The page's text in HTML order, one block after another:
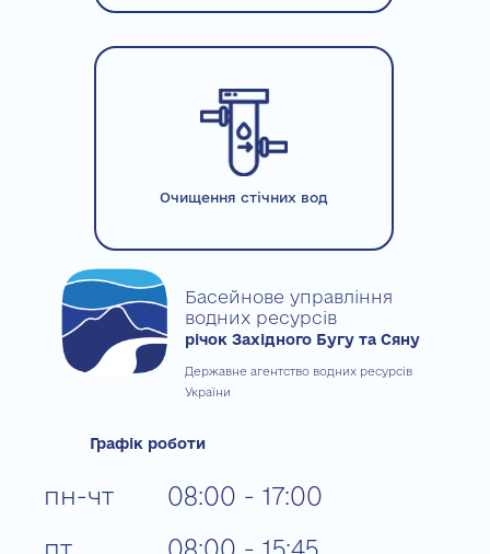
Очищення стічних вод
Басейнове управління
водних ресурсів
річок Західного Бугу та Сяну
Державне агентство водних ресурсів
України
Графік роботи
пн-чт
пт
08:00 - 17:00
08:00 - 15:45